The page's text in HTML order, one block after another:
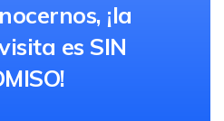
¡la
es SIN